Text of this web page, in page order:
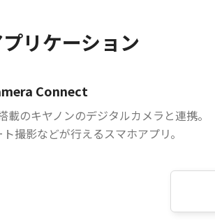
リケーション
Connect
載のキヤノンのデジタルカメラと連携。
ト撮影などが行えるスマホアプリ。